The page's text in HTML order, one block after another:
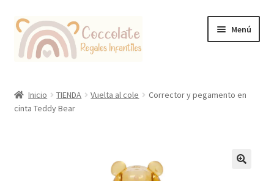
Ir
la
Ir
contenido
Menú
Coccolate Puericultura y Juguetería Educativa
Inicio TIENDA Vuelta al cole
Corrector y pegamento en
cinta Teddy Bear